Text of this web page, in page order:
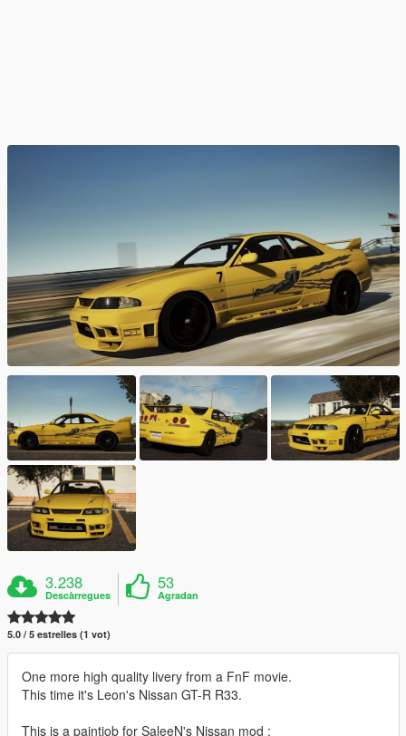
3.238
Descàrregues
53
Agradan
5.0 / 5 estrelles (1 vot)
One more high quality livery from a FnF movie.
This time it's Leon's Nissan GT-R R33.
This is a paintjob for SaleeN's Nissan mod :